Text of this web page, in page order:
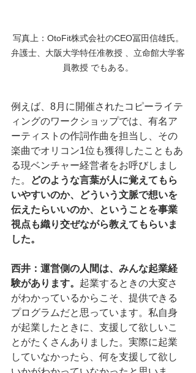
写真上：OtoFit株式会社のCEO冨田信雄氏。
弁護士、大阪大学特任准教授 、立命館大学客
員教授 でもある。
例えば、8月に開催されたコピーライテ
ィングのワークショップでは、有名ア
ーティストの作詞作曲を担当し、その
楽曲でオリコン1位も獲得したこともあ
る現ベンチャー経営者をお呼びしまし
た。
どのような言葉が人に覚えてもら
いやすいのか、どういう文脈で想いを
伝えたらいいのか、ということを事業
視点も織り交ぜながら教えてもらいま
した。
西井：運営側の人間は、みんな起業経
験があります。 起業するときの大変さ
がわかっているからこそ、提供できる
プログラムだと思っています。私自身
が起業したときに、支援して欲しいこ
とがたくさんありました。実際に起業
していなかったら、何を支援して欲し